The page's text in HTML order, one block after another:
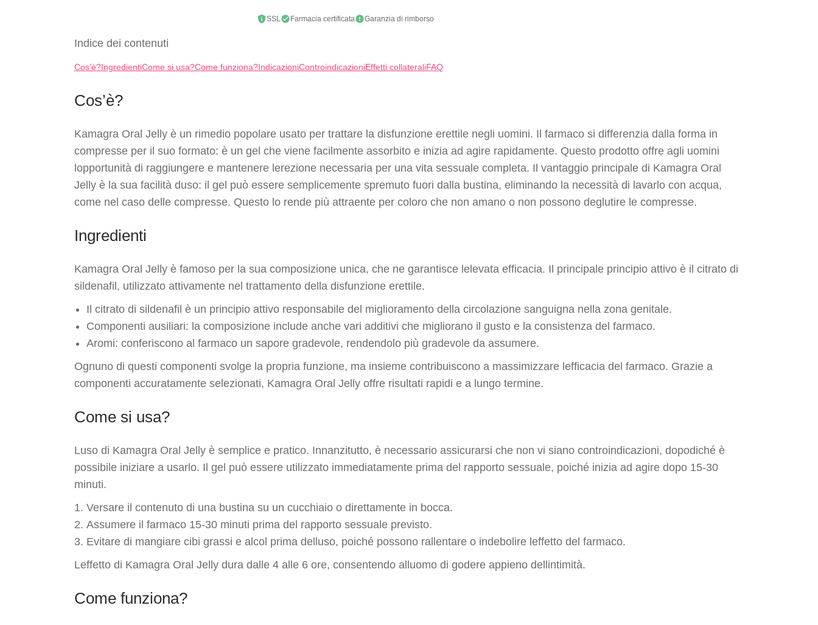
SSL Farmacia certificata Garanzia di rimborso
Indice dei contenuti
Cos’è?IngredientiCome si usa?Come funziona?IndicazioniControindicazioniEffetti collateraliFAQ
Cos’è?
Kamagra Oral Jelly è un rimedio popolare usato per trattare la disfunzione erettile negli uomini. Il farmaco si differenzia dalla forma in
compresse per il suo formato: è un gel che viene facilmente assorbito e inizia ad agire rapidamente. Questo prodotto offre agli uomini
lopportunità di raggiungere e mantenere lerezione necessaria per una vita sessuale completa. Il vantaggio principale di Kamagra Oral
Jelly è la sua facilità duso: il gel può essere semplicemente spremuto fuori dalla bustina, eliminando la necessità di lavarlo con acqua,
come nel caso delle compresse. Questo lo rende più attraente per coloro che non amano o non possono deglutire le compresse.
Ingredienti
Kamagra Oral Jelly è famoso per la sua composizione unica, che ne garantisce lelevata efficacia. Il principale principio attivo è il citrato di
sildenafil, utilizzato attivamente nel trattamento della disfunzione erettile.
Il citrato di sildenafil è un principio attivo responsabile del miglioramento della circolazione sanguigna nella zona genitale.
Componenti ausiliari: la composizione include anche vari additivi che migliorano il gusto e la consistenza del farmaco.
Aromi: conferiscono al farmaco un sapore gradevole, rendendolo più gradevole da assumere.
Ognuno di questi componenti svolge la propria funzione, ma insieme contribuiscono a massimizzare lefficacia del farmaco. Grazie a
componenti accuratamente selezionati, Kamagra Oral Jelly offre risultati rapidi e a lungo termine.
Come si usa?
Luso di Kamagra Oral Jelly è semplice e pratico. Innanzitutto, è necessario assicurarsi che non vi siano controindicazioni, dopodiché è
possibile iniziare a usarlo. Il gel può essere utilizzato immediatamente prima del rapporto sessuale, poiché inizia ad agire dopo 15-30
minuti.
Versare il contenuto di una bustina su un cucchiaio o direttamente in bocca.
Assumere il farmaco 15-30 minuti prima del rapporto sessuale previsto.
Evitare di mangiare cibi grassi e alcol prima delluso, poiché possono rallentare o indebolire leffetto del farmaco.
Leffetto di Kamagra Oral Jelly dura dalle 4 alle 6 ore, consentendo alluomo di godere appieno dellintimità.
Come funziona?